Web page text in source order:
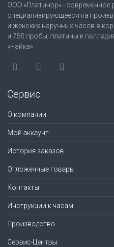
ООО «Платинор» - современное
специализирующееся на
и женских наручных часов в
и 750 пробы, платины и
«Чайка»
Сервис
О компании
Мой аккаунт
История заказов
Отложенные товары
Контакты
Инструкции к часам
Производство
Сервис-Центры